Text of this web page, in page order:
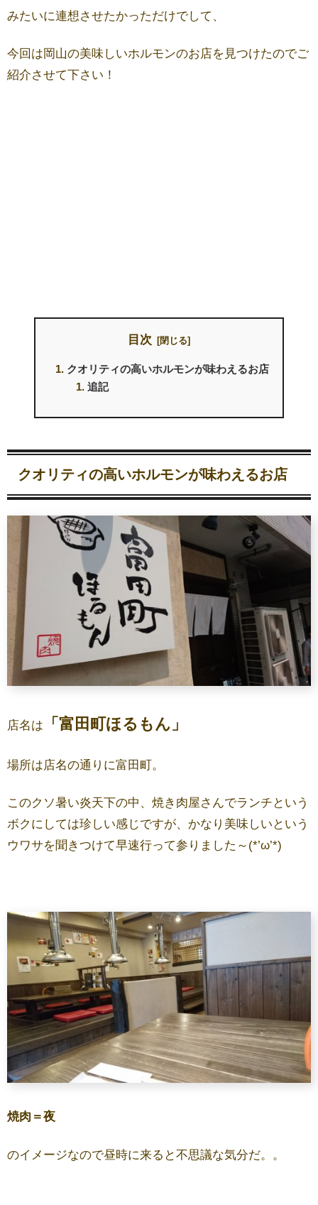
みたいに連想させたかっただけでして、
今回は岡山の美味しいホルモンのお店を見つけたのでご
紹介させて下さい！
目次
クオリティの高いホルモンが味わえるお店
追記
クオリティの高いホルモンが味わえるお店
店名は 「富田町ほるもん」
場所は店名の通りに富田町。
このクソ暑い炎天下の中、焼き肉屋さんでランチという
ボクにしては珍しい感じですが、かなり美味しいという
ウワサを聞きつけて早速行って参りました～(*’ω’*)
焼肉＝夜
のイメージなので昼時に来ると不思議な気分だ。。